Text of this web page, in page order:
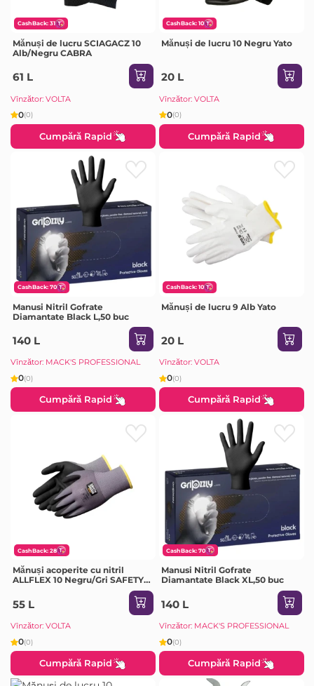
CashBack: 31
Mănuși de lucru SCIAGACZ 10
Alb/Negru CABRA
61 L
Vînzător: VOLTA
0(0)
Cumpără Rapid
CashBack: 10
Mănuși de lucru 10 Negru Yato
20 L
Vînzător: VOLTA
0(0)
Cumpără Rapid
CashBack: 70
Manusi Nitril Gofrate
Diamantate Black L,50 buc
140 L
Vînzător: MACK'S PROFESSIONAL
0(0)
Cumpără Rapid
CashBack: 10
Mănuși de lucru 9 Alb Yato
20 L
Vînzător: VOLTA
0(0)
Cumpără Rapid
CashBack: 28
Mănuși acoperite cu nitril
ALLFLEX 10 Negru/Gri SAFETY
55 L
Vînzător: VOLTA
0(0)
Cumpără Rapid
CashBack: 70
Manusi Nitril Gofrate
Diamantate Black XL,50 buc
140 L
Vînzător: MACK'S PROFESSIONAL
0(0)
Cumpără Rapid